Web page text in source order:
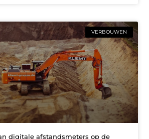
VERBOUWEN
digitale afstandsmeters op de